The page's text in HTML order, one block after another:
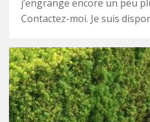
j’engrange encore un peu
Contactez-moi. Je suis